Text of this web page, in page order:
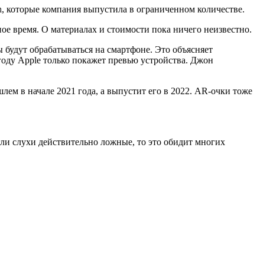
компания выпустила в ограниченном количестве.
время. О материалах и стоимости пока ничего неизвестно.
обрабатываться на смартфоне. Это объясняет
Apple только покажет превью устройства. Джон
в начале 2021 года, а выпустит его в 2022. AR-очки тоже
слухи действительно ложные, то это обидит многих